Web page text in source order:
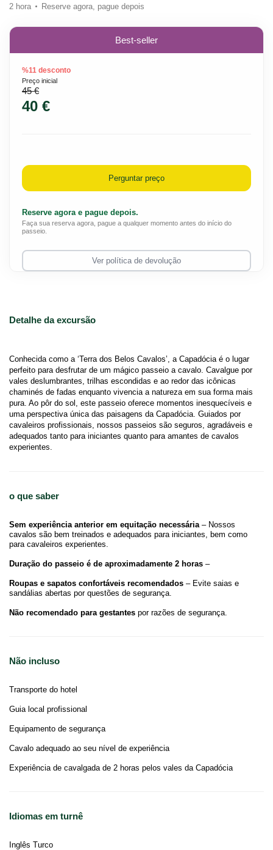
Detalhe da excursão
Conhecida como a ‘Terra dos Belos Cavalos’, a Capadócia é o lugar
perfeito para desfrutar de um mágico passeio a cavalo. Cavalgue por
vales deslumbrantes, trilhas escondidas e ao redor das icônicas
chaminés de fadas enquanto vivencia a natureza em sua forma mais
pura. Ao pôr do sol, este passeio oferece momentos inesquecíveis e
uma perspectiva única das paisagens da Capadócia. Guiados por
cavaleiros profissionais, nossos passeios são seguros, agradáveis e
adequados tanto para iniciantes quanto para amantes de cavalos
experientes.
o que saber
Sem experiência anterior em equitação necessária– Nossos
cavalos são bem treinados e adequados para iniciantes, bem como
para cavaleiros experientes.
Duração do passeio é de aproximadamente 2 horas –
Roupas e sapatos confortáveis recomendados – Evite saias e
sandálias abertas por questões de segurança.
Não recomendado para gestantes por razões de segurança.
Não incluso
Transporte do hotel
Guia local profissional
Equipamento de segurança
Cavalo adequado ao seu nível de experiência
Experiência de cavalgada de 2 horas pelos vales da Capadócia
Idiomas em turnê
Inglês Turco
2 hora Reserve agora, pague depois
Best-seller
%11 desconto
Preço inicial
45 €
40 €
Perguntar preço
Reserve agora e pague depois.
Faça sua reserva agora, pague a qualquer momento antes do início do
passeio.
Ver política de devolução